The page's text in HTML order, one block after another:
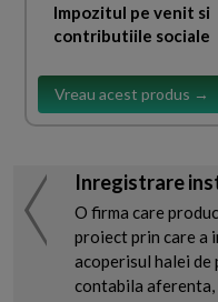
Impozitul pe venit si
contributiile sociale
Vreau acest produs →
Inregistrare
O firma care
proiect prin care a
acoperisul halei
contabila aferenta,